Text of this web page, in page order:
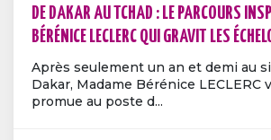
DE DAKAR AU TCHAD : LE PARCOURS
BÉRÉNICE LECLERC QUI GRAVIT LES
Après seulement un an et demi au
Dakar, Madame Bérénice LECLERC
promue au poste d...